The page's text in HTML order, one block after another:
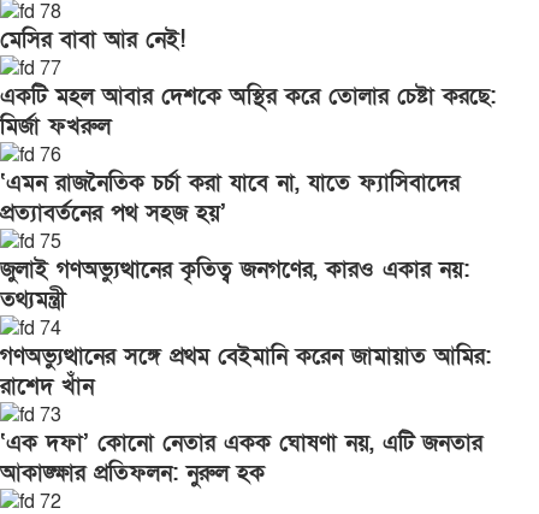
মেসির বাবা আর নেই!
একটি মহল আবার দেশকে অস্থির করে তোলার চেষ্টা করছে:
মির্জা ফখরুল
‘এমন রাজনৈতিক চর্চা করা যাবে না, যাতে ফ্যাসিবাদের
প্রত্যাবর্তনের পথ সহজ হয়’
জুলাই গণঅভ্যুত্থানের কৃতিত্ব জনগণের, কারও একার নয়:
তথ্যমন্ত্রী
গণঅভ্যুত্থানের সঙ্গে প্রথম বেইমানি করেন জামায়াত আমির:
রাশেদ খাঁন
‘এক দফা’ কোনো নেতার একক ঘোষণা নয়, এটি জনতার
আকাঙ্ক্ষার প্রতিফলন: নুরুল হক